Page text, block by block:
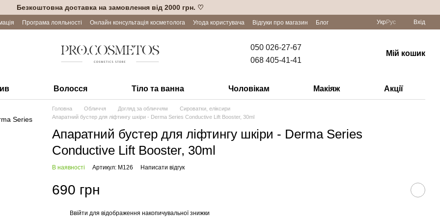
Безкоштовна доставка на замовлення від 2000 грн. ♡
Програма лояльності Онлайн консультація косметолога Угода користувача Відгуки про магазин Блог Укр Рус Вхід
050 026-27-67
068 405-41-41
Мій кошик
Волосся Тіло та ванна Чоловікам Макіяж Акції
Головна Обличчя Догляд за обличчям
Сироватки, еліксири
Апаратний бустер для ліфтингу шкіри - Derma Series Conductive Lift Booster, 30ml
Апаратний бустер для ліфтингу шкіри - Derma Series
Conductive Lift Booster, 30ml
В наявності Артикул: M126 Написати відгук
690 грн
Ввійти для відображення накопичувальної знижки